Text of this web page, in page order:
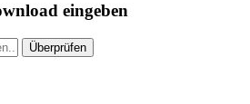
eingeben
Überprüfen